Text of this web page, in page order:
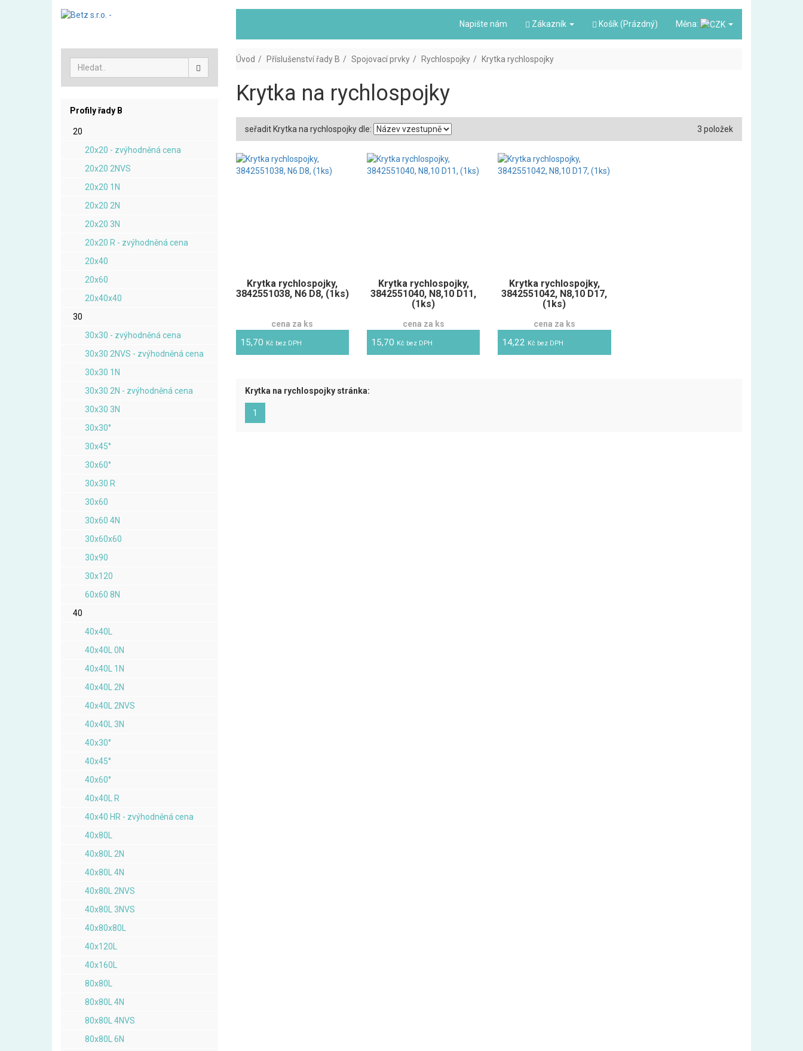
Napište nám Zákazník Košík (Prázdný) Měna:
Profily řady B
20
20x20 - zvýhodněná cena
20x20 2NVS
20x20 1N
20x20 2N
20x20 3N
20x20 R - zvýhodněná cena
20x40
20x60
20x40x40
30
30x30 - zvýhodněná cena
30x30 2NVS - zvýhodněná cena
30x30 1N
30x30 2N - zvýhodněná cena
30x30 3N
30x30°
30x45°
30x60°
30x30 R
30x60
30x60 4N
30x60x60
30x90
30x120
60x60 8N
40
40x40L
40x40L 0N
40x40L 1N
40x40L 2N
40x40L 2NVS
40x40L 3N
40x30°
40x45°
40x60°
40x40L R
40x40 HR - zvýhodněná cena
40x80L
40x80L 2N
40x80L 4N
40x80L 2NVS
40x80L 3NVS
40x80x80L
40x120L
40x160L
80x80L
80x80L 4N
80x80L 4NVS
80x80L 6N
Úvod Příslušenství řady B Spojovací prvky Rychlospojky Krytka rychlospojky
Krytka na rychlospojky
seřadit Krytka na rychlospojky dle: 3 položek
Krytka rychlospojky,
3842551038, N6 D8, (1ks)
cena za ks
15,70 Kč bez DPH
Krytka rychlospojky,
3842551040, N8,10 D11,
(1ks)
cena za ks
15,70 Kč bez DPH
Krytka rychlospojky,
3842551042, N8,10 D17,
(1ks)
cena za ks
14,22 Kč bez DPH
Krytka na rychlospojky stránka:
1